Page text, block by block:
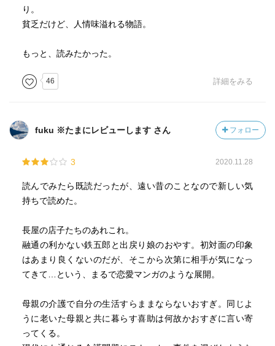
り。
貧乏だけど、人情味溢れる物語。
もっと、読みたかった。
46 詳細をみる
fuku ※たまにレビューします さん フォロー
3 2020.11.28
読んでみたら既読だったが、遠い昔のことなので新しい気
持ちで読めた。
長屋の店子たちのあれこれ。
融通の利かない鉄五郎と出戻り娘のおやす。初対面の印象
はあまり良くないのだが、そこから次第に相手が気になっ
てきて…という、まるで恋愛マンガのような展開。
母親の介護で自分の生活すらままならないおすぎ。同じよ
うに老いた母親と共に暮らす喜助は何故かおすぎに言い寄
ってくる。